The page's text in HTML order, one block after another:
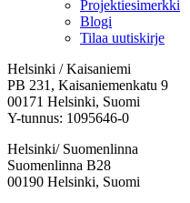
Projektiesimerkki
Blogi
Tilaa uutiskirje
Helsinki / Kaisaniemi
PB 231, Kaisaniemenkatu 9
00171 Helsinki, Suomi
Y-tunnus: 1095646-0
Helsinki/ Suomenlinna
Suomenlinna B28
00190 Helsinki, Suomi